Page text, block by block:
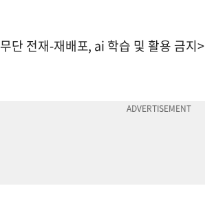
단 전재-재배포, ai 학습 및 활용 금지>